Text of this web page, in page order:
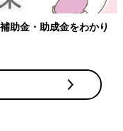
助金・助成金をわかり